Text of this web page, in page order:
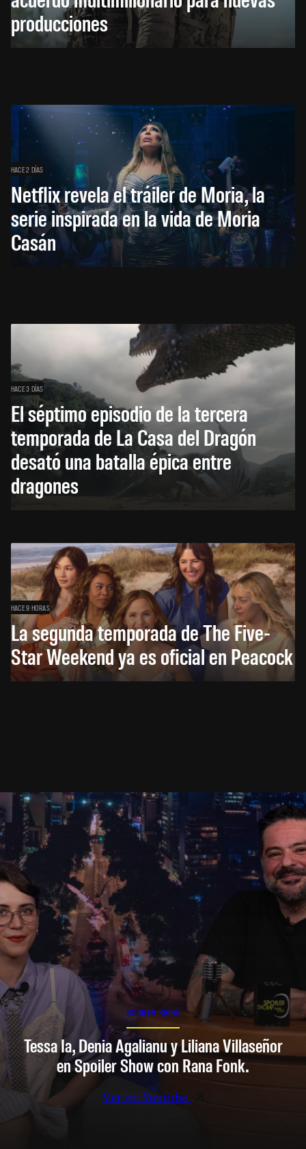
producciones
HACE 2 DÍAS
Netflix revela el tráiler de Moria, la
serie inspirada en la vida de Moria
Casán
HACE 3 DÍAS
El séptimo episodio de la tercera
temporada de La Casa del Dragón
desató una batalla épica entre
dragones
HACE 9 HORAS
La segunda temporada de The Five-
Star Weekend ya es oficial en Peacock
SPOILER SHOW
Tessa Ia, Denia Agalianu y Liliana Villaseñor
en Spoiler Show con Rana Fonk.
Ver en Youtube